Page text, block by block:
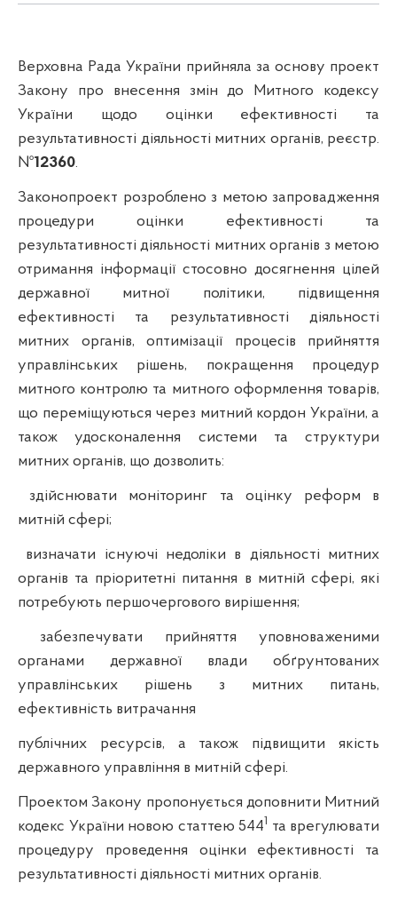
Верховна Рада України прийняла за основу проект
Закону про внесення змін до Митного кодексу
України щодо оцінки ефективності та
результативності діяльності митних органів, реєстр.
№12360.
Законопроект розроблено з метою запровадження
процедури оцінки ефективності та
результативності діяльності митних органів з метою
отримання інформації стосовно досягнення цілей
державної митної політики, підвищення
ефективності та результативності діяльності
митних органів, оптимізації процесів прийняття
управлінських рішень, покращення процедур
митного контролю та митного оформлення товарів,
що переміщуються через митний кордон України, а
також удосконалення системи та структури
митних органів, що дозволить:
здійснювати моніторинг та оцінку реформ в
митній сфері;
визначати існуючі недоліки в діяльності митних
органів та пріоритетні питання в митній сфері, які
потребують першочергового вирішення;
забезпечувати прийняття уповноваженими
органами державної влади обґрунтованих
управлінських рішень з митних питань,
ефективність витрачання
публічних ресурсів, а також підвищити якість
державного управління в митній сфері.
Проектом Закону пропонується доповнити Митний
кодекс України новою статтею 5441
та врегулювати
процедуру проведення оцінки ефективності та
результативності діяльності митних органів.